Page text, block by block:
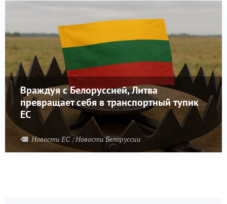
Враждуя с Белоруссией, Литва
превращает себя в транспортный тупик
ЕС
Новости ЕС Новости Белоруссии